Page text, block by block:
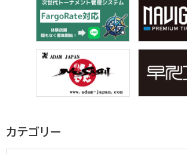
カテゴリー